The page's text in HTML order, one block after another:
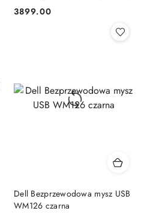
GeForce RTX 4050 6144MB |
Cena:
3899.00
Dell Bezprzewodowa mysz USB
WM126 czarna